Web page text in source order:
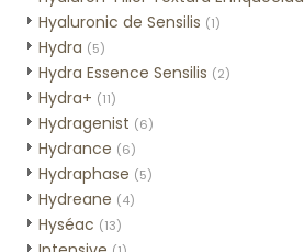
Hyaluronic de Sensilis (1)
Hydra (5)
Hydra Essence Sensilis (2)
Hydra+ (11)
Hydragenist (6)
Hydrance (6)
Hydraphase (5)
Hydreane (4)
Hyséac (13)